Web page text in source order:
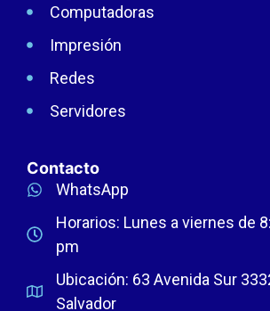
Computadoras
Impresión
Redes
Servidores
Contacto
WhatsApp
Horarios: Lunes a viernes de
pm
Ubicación: 63 Avenida Sur
Salvador